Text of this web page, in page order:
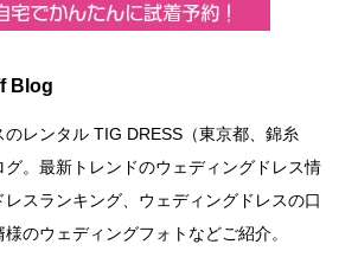
Blog
レンタル TIG DRESS（東京都、錦糸
。最新トレンドのウェディングドレス情
スランキング、ウェディングドレスの口
のウェディングフォトなどご紹介。